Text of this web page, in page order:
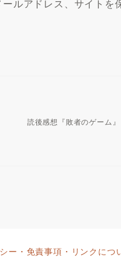
ルアドレス、サイトを
読後感想『敗者のゲーム』
ー・免責事項・リンクにつ